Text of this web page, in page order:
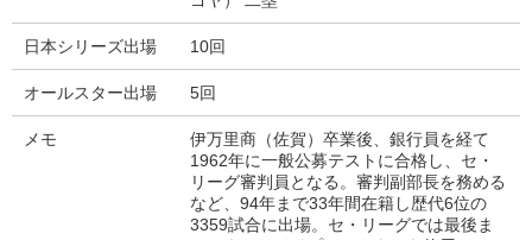
日本シリーズ出場 10回
オールスター出場 5回
メモ
伊万里商（佐賀）卒業後、銀行員を経て
1962年に一般公募テストに合格し、セ・
リーグ審判員となる。審判副部長を務める
など、94年まで33年間在籍し歴代6位の
3359試合に出場。セ・リーグでは最後ま